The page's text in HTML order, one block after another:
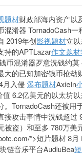
题材财政部海内资产以
混淆器 TornadoCash
2019年创影视题材立
持的APTLazar作文题材
币混淆器歹意洗钱约莫
大的已知加密钱币抢劫
月入侵 瀑布题材AxieIn
值 6.2亿美元的以太坊
。TornadoCash还被用
接攻击事情中洗钱超过
被盗）和至多 780万美
”>短片题材 8
链音乐平台AudiuBea